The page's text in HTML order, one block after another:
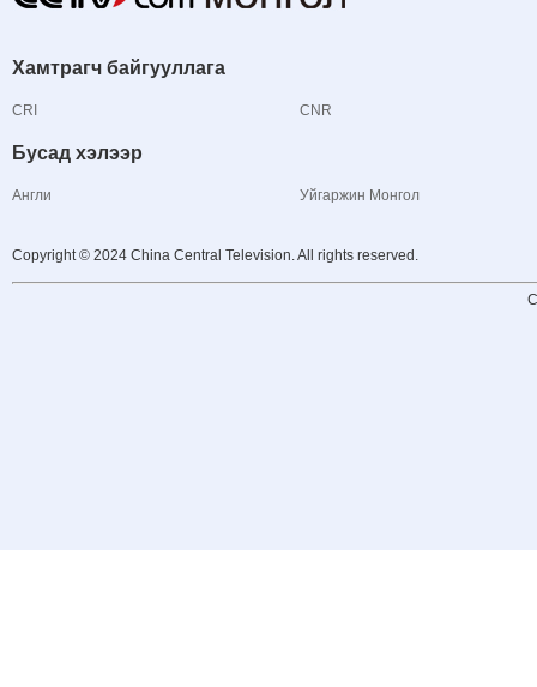
Хамтрагч байгууллага
CRI CNR
Бусад хэлээр
Англи Уйгаржин Монгол
Copyright © 2024 China Central Television. All rights reserved.